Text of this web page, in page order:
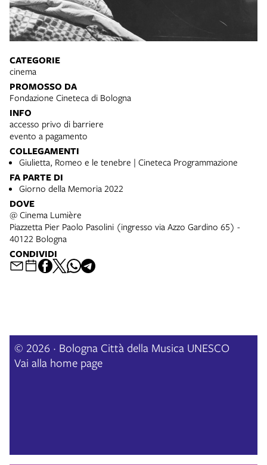
CATEGORIE
cinema
PROMOSSO DA
Fondazione Cineteca di Bologna
INFO
accesso privo di barriere
evento a pagamento
COLLEGAMENTI
Giulietta, Romeo e le tenebre | Cineteca Programmazione
FA PARTE DI
Giorno della Memoria 2022
DOVE
@ Cinema Lumière
Piazzetta Pier Paolo Pasolini (ingresso via Azzo Gardino 65) -
40122 Bologna
CONDIVIDI
© 2026 · Bologna Città della Musica UNESCO
Vai alla home page